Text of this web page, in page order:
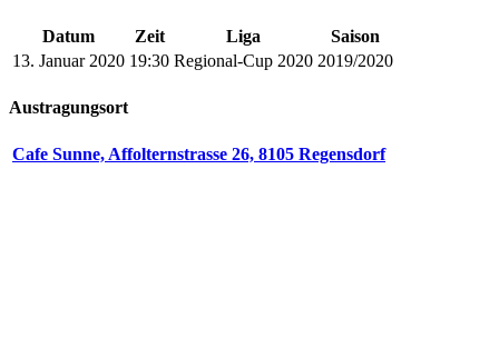
Datum Zeit Liga
Saison
13. Januar 2020 19:30 Regional-Cup 2020 2019/2020
Austragungsort
Cafe Sunne, Affolternstrasse 26, 8105 Regensdorf